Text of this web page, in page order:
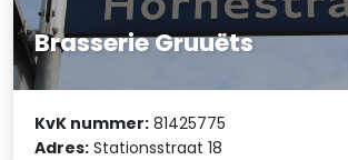
Brasserie Gruuëts
KvK nummer: 81425775
Adres: Stationsstraat 18